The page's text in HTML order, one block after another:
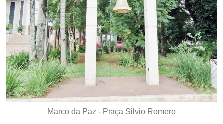
Marco da Paz - Praça Silvio Romero